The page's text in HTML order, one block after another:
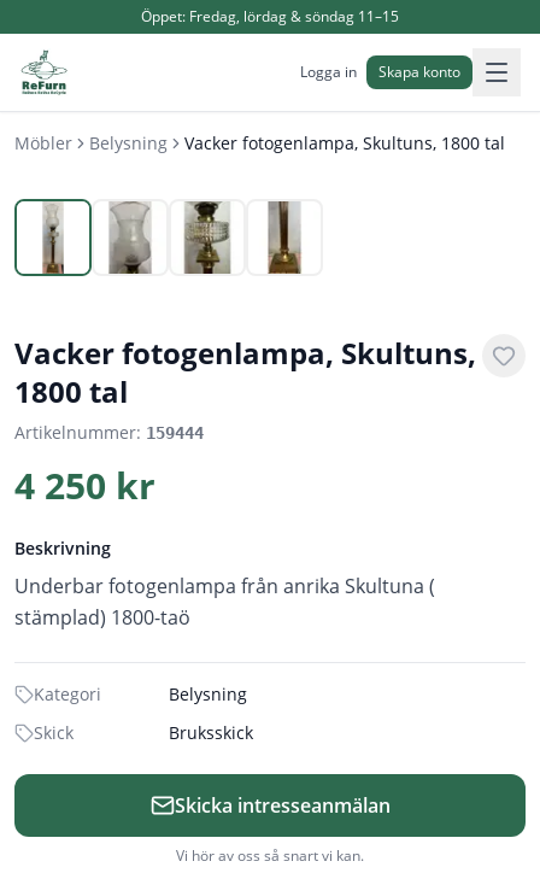
Öppet: Fredag, lördag & söndag 11–15
Logga in Skapa konto
Möbler Belysning Vacker fotogenlampa, Skultuns, 1800 tal
1 /4
Vacker fotogenlampa, Skultuns,
1800 tal
Artikelnummer: 159444
4 250 kr
Beskrivning
Underbar fotogenlampa från anrika Skultuna (
stämplad) 1800-taö
Kategori
Belysning
Skick
Bruksskick
Skicka intresseanmälan
Vi hör av oss så snart vi kan.